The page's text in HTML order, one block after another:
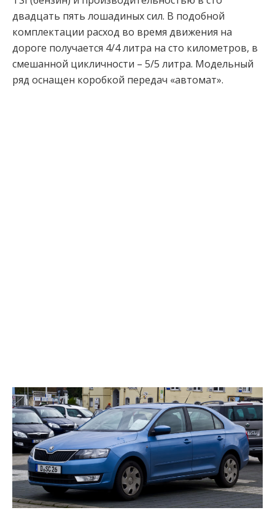
двадцать пять лошадиных сил. В подобной
комплектации расход во время движения на
дороге получается 4/4 литра на сто километров, в
смешанной цикличности – 5/5 литра. Модельный
ряд оснащен коробкой передач «автомат».